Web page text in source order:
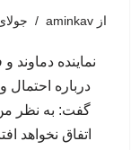
از aminkav جولای 15,
نماینده دماوند
درباره احتمال
گفت: به نظر
اتفاق نخواهد